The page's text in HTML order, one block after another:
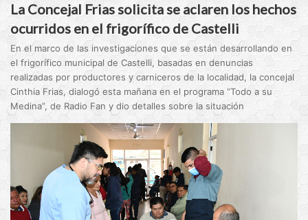
La Concejal Frias solicita se aclaren los hechos
ocurridos en el frigorífico de Castelli
En el marco de las investigaciones que se están desarrollando en
el frigorífico municipal de Castelli, basadas en denuncias
realizadas por productores y carniceros de la localidad, la concejal
Cinthia Frias, dialogó esta mañana en el programa “Todo a su
Medina”, de Radio Fan y dio detalles sobre la situación